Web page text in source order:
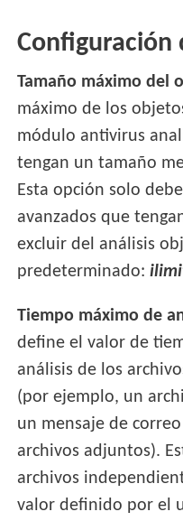
Configuración
Tamaño máximo del
máximo de los
módulo antivirus
tengan un tamaño
Esta opción solo
avanzados que
excluir del análisis
predeterminado:
Tiempo máximo de
define el valor de
análisis de los
(por ejemplo, un
un mensaje de
archivos adjuntos).
archivos
valor definido por el